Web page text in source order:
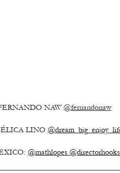
NAW @fernandonaw
LINO
@mathlopes @directorhooks